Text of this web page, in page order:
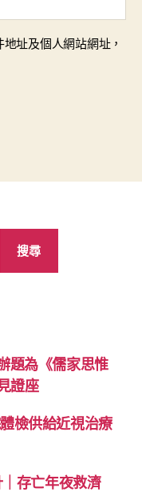
址及個人網站網址，
搜尋
題為《儒家思惟
證座
檢供給近視治療
存亡年夜救濟